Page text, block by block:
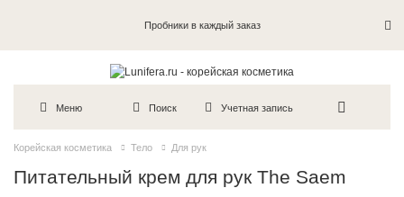
Пробники в каждый заказ
Меню Поиск Учетная запись
Корейская косметика Тело Для рук
Питательный крем для рук The Saem